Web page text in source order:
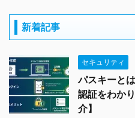
新着記事
セキュリティ
パスキーと
認証をわか
介】